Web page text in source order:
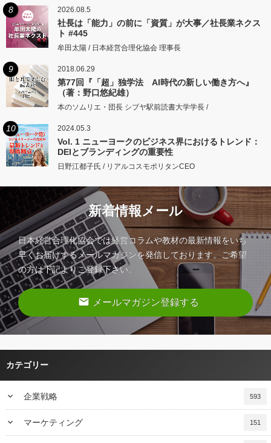
8 2026.08.5
社長は「能力」の前に「資質」が大事／社長業ネクス
ト #445
牟田太陽 / 日本経営合理化協会 理事長
9 2018.06.29
第77回『「超」独学法 AI時代の新しい働き方へ』
（著：野口悠紀雄）
本のソムリエ・団長 シブヤ駅前読書大学学長 /
10 2024.05.3
Vol. 1 ニューヨークのビジネス界におけるトレンド：
DEIとブランディングの重要性
日野江都子氏 / リアルコスモポリタンCEO
新着情報メール
日本経営合理化協会では経営コラムや教材の最新情報をいち
早くお届けするメールマガジンを発信しております。ご希望
の方は下記よりご登録下さい。
email メールマガジン登録する
カテゴリー
keyboard_arrow_down 企業戦略 593
keyboard_arrow_down マーケティング 151